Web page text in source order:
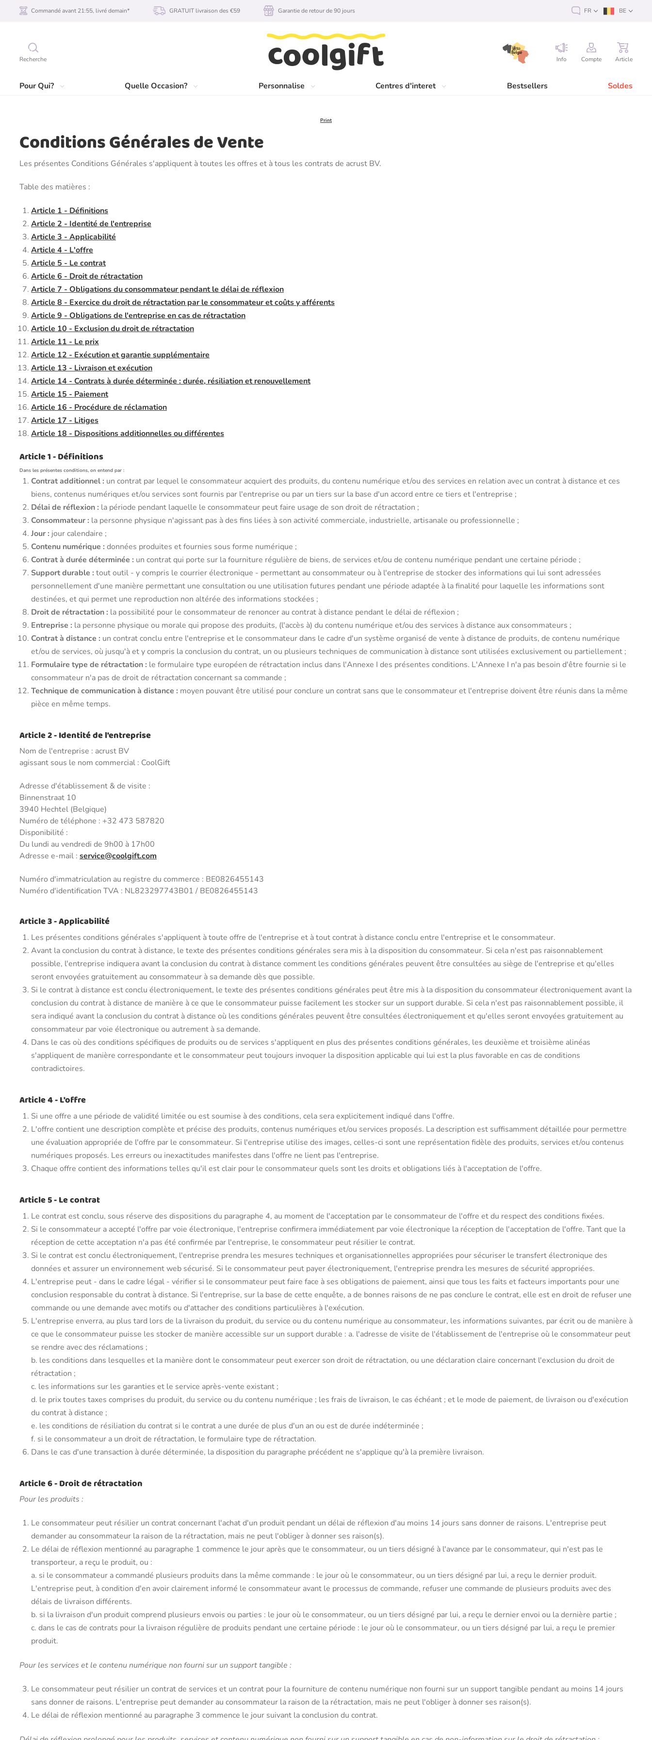
Recherche Info Compte Article
Pour Qui? Quelle Occasion? Personnalise Centres d'interet Bestsellers Soldes
Commandé avant 21:55, livré demain* GRATUIT livraison des €59 Garantie de retour de 90 jours FR BE
Print
Conditions Générales de Vente
Les présentes Conditions Générales s'appliquent à toutes les offres et à tous les contrats de acrust BV.
Table des matières :
Article 1 - Définitions
Article 2 - Identité de l'entreprise
Article 3 - Applicabilité
Article 4 - L'offre
Article 5 - Le contrat
Article 6 - Droit de rétractation
Article 7 - Obligations du consommateur pendant le délai de réflexion
Article 8 - Exercice du droit de rétractation par le consommateur et coûts y afférents
Article 9 - Obligations de l'entreprise en cas de rétractation
Article 10 - Exclusion du droit de rétractation
Article 11 - Le prix
Article 12 - Exécution et garantie supplémentaire
Article 13 - Livraison et exécution
Article 14 - Contrats à durée déterminée : durée, résiliation et renouvellement
Article 15 - Paiement
Article 16 - Procédure de réclamation
Article 17 - Litiges
Article 18 - Dispositions additionnelles ou différentes
Article 1 - Définitions
Dans les présentes conditions, on entend par :
Contrat additionnel : un contrat par lequel le consommateur acquiert des produits, du contenu numérique et/ou des services en relation avec un contrat à distance et ces
biens, contenus numériques et/ou services sont fournis par l'entreprise ou par un tiers sur la base d'un accord entre ce tiers et l'entreprise ;
Délai de réflexion : la période pendant laquelle le consommateur peut faire usage de son droit de rétractation ;
Consommateur : la personne physique n'agissant pas à des fins liées à son activité commerciale, industrielle, artisanale ou professionnelle ;
Jour : jour calendaire ;
Contenu numérique : données produites et fournies sous forme numérique ;
Contrat à durée déterminée : un contrat qui porte sur la fourniture régulière de biens, de services et/ou de contenu numérique pendant une certaine période ;
Support durable : tout outil - y compris le courrier électronique - permettant au consommateur ou à l'entreprise de stocker des informations qui lui sont adressées
personnellement d'une manière permettant une consultation ou une utilisation futures pendant une période adaptée à la finalité pour laquelle les informations sont
destinées, et qui permet une reproduction non altérée des informations stockées ;
Droit de rétractation : la possibilité pour le consommateur de renoncer au contrat à distance pendant le délai de réflexion ;
Entreprise : la personne physique ou morale qui propose des produits, (l'accès à) du contenu numérique et/ou des services à distance aux consommateurs ;
Contrat à distance : un contrat conclu entre l'entreprise et le consommateur dans le cadre d'un système organisé de vente à distance de produits, de contenu numérique
et/ou de services, où jusqu'à et y compris la conclusion du contrat, un ou plusieurs techniques de communication à distance sont utilisées exclusivement ou partiellement ;
Formulaire type de rétractation : le formulaire type européen de rétractation inclus dans l'Annexe I des présentes conditions. L'Annexe I n'a pas besoin d'être fournie si le
consommateur n'a pas de droit de rétractation concernant sa commande ;
Technique de communication à distance : moyen pouvant être utilisé pour conclure un contrat sans que le consommateur et l'entreprise doivent être réunis dans la même
pièce en même temps.
Article 2 - Identité de l'entreprise
Nom de l'entreprise : acrust BV
agissant sous le nom commercial : CoolGift
Adresse d'établissement & de visite :
Binnenstraat 10
3940 Hechtel (Belgique)
Numéro de téléphone : +32 473 587820
Disponibilité :
Du lundi au vendredi de 9h00 à 17h00
Adresse e-mail : service@coolgift.com
Numéro d'immatriculation au registre du commerce : BE0826455143
Numéro d'identification TVA : NL823297743B01 / BE0826455143
Article 3 - Applicabilité
Les présentes conditions générales s'appliquent à toute offre de l'entreprise et à tout contrat à distance conclu entre l'entreprise et le consommateur.
Avant la conclusion du contrat à distance, le texte des présentes conditions générales sera mis à la disposition du consommateur. Si cela n'est pas raisonnablement
possible, l'entreprise indiquera avant la conclusion du contrat à distance comment les conditions générales peuvent être consultées au siège de l'entreprise et qu'elles
seront envoyées gratuitement au consommateur à sa demande dès que possible.
Si le contrat à distance est conclu électroniquement, le texte des présentes conditions générales peut être mis à la disposition du consommateur électroniquement avant la
conclusion du contrat à distance de manière à ce que le consommateur puisse facilement les stocker sur un support durable. Si cela n'est pas raisonnablement possible, il
sera indiqué avant la conclusion du contrat à distance où les conditions générales peuvent être consultées électroniquement et qu'elles seront envoyées gratuitement au
consommateur par voie électronique ou autrement à sa demande.
Dans le cas où des conditions spécifiques de produits ou de services s'appliquent en plus des présentes conditions générales, les deuxième et troisième alinéas
s'appliquent de manière correspondante et le consommateur peut toujours invoquer la disposition applicable qui lui est la plus favorable en cas de conditions
contradictoires.
Article 4 - L'offre
Si une offre a une période de validité limitée ou est soumise à des conditions, cela sera explicitement indiqué dans l'offre.
L'offre contient une description complète et précise des produits, contenus numériques et/ou services proposés. La description est suffisamment détaillée pour permettre
une évaluation appropriée de l'offre par le consommateur. Si l'entreprise utilise des images, celles-ci sont une représentation fidèle des produits, services et/ou contenus
numériques proposés. Les erreurs ou inexactitudes manifestes dans l'offre ne lient pas l'entreprise.
Chaque offre contient des informations telles qu'il est clair pour le consommateur quels sont les droits et obligations liés à l'acceptation de l'offre.
Article 5 - Le contrat
Le contrat est conclu, sous réserve des dispositions du paragraphe 4, au moment de l'acceptation par le consommateur de l'offre et du respect des conditions fixées.
Si le consommateur a accepté l'offre par voie électronique, l'entreprise confirmera immédiatement par voie électronique la réception de l'acceptation de l'offre. Tant que la
réception de cette acceptation n'a pas été confirmée par l'entreprise, le consommateur peut résilier le contrat.
Si le contrat est conclu électroniquement, l'entreprise prendra les mesures techniques et organisationnelles appropriées pour sécuriser le transfert électronique des
données et assurer un environnement web sécurisé. Si le consommateur peut payer électroniquement, l'entreprise prendra les mesures de sécurité appropriées.
L'entreprise peut - dans le cadre légal - vérifier si le consommateur peut faire face à ses obligations de paiement, ainsi que tous les faits et facteurs importants pour une
conclusion responsable du contrat à distance. Si l'entreprise, sur la base de cette enquête, a de bonnes raisons de ne pas conclure le contrat, elle est en droit de refuser une
commande ou une demande avec motifs ou d'attacher des conditions particulières à l'exécution.
L'entreprise enverra, au plus tard lors de la livraison du produit, du service ou du contenu numérique au consommateur, les informations suivantes, par écrit ou de manière à
ce que le consommateur puisse les stocker de manière accessible sur un support durable : a. l'adresse de visite de l'établissement de l'entreprise où le consommateur peut
se rendre avec des réclamations ;
b. les conditions dans lesquelles et la manière dont le consommateur peut exercer son droit de rétractation, ou une déclaration claire concernant l'exclusion du droit de
rétractation ;
c. les informations sur les garanties et le service après-vente existant ;
d. le prix toutes taxes comprises du produit, du service ou du contenu numérique ; les frais de livraison, le cas échéant ; et le mode de paiement, de livraison ou d'exécution
du contrat à distance ;
e. les conditions de résiliation du contrat si le contrat a une durée de plus d'un an ou est de durée indéterminée ;
f. si le consommateur a un droit de rétractation, le formulaire type de rétractation.
Dans le cas d'une transaction à durée déterminée, la disposition du paragraphe précédent ne s'applique qu'à la première livraison.
Article 6 - Droit de rétractation
Pour les produits :
Le consommateur peut résilier un contrat concernant l'achat d'un produit pendant un délai de réflexion d'au moins 14 jours sans donner de raisons. L'entreprise peut
demander au consommateur la raison de la rétractation, mais ne peut l'obliger à donner ses raison(s).
Le délai de réflexion mentionné au paragraphe 1 commence le jour après que le consommateur, ou un tiers désigné à l'avance par le consommateur, qui n'est pas le
transporteur, a reçu le produit, ou :
a. si le consommateur a commandé plusieurs produits dans la même commande : le jour où le consommateur, ou un tiers désigné par lui, a reçu le dernier produit.
L'entreprise peut, à condition d'en avoir clairement informé le consommateur avant le processus de commande, refuser une commande de plusieurs produits avec des
délais de livraison différents.
b. si la livraison d'un produit comprend plusieurs envois ou parties : le jour où le consommateur, ou un tiers désigné par lui, a reçu le dernier envoi ou la dernière partie ;
c. dans le cas de contrats pour la livraison régulière de produits pendant une certaine période : le jour où le consommateur, ou un tiers désigné par lui, a reçu le premier
produit.
Pour les services et le contenu numérique non fourni sur un support tangible :
Le consommateur peut résilier un contrat de services et un contrat pour la fourniture de contenu numérique non fourni sur un support tangible pendant au moins 14 jours
sans donner de raisons. L'entreprise peut demander au consommateur la raison de la rétractation, mais ne peut l'obliger à donner ses raison(s).
Le délai de réflexion mentionné au paragraphe 3 commence le jour suivant la conclusion du contrat.